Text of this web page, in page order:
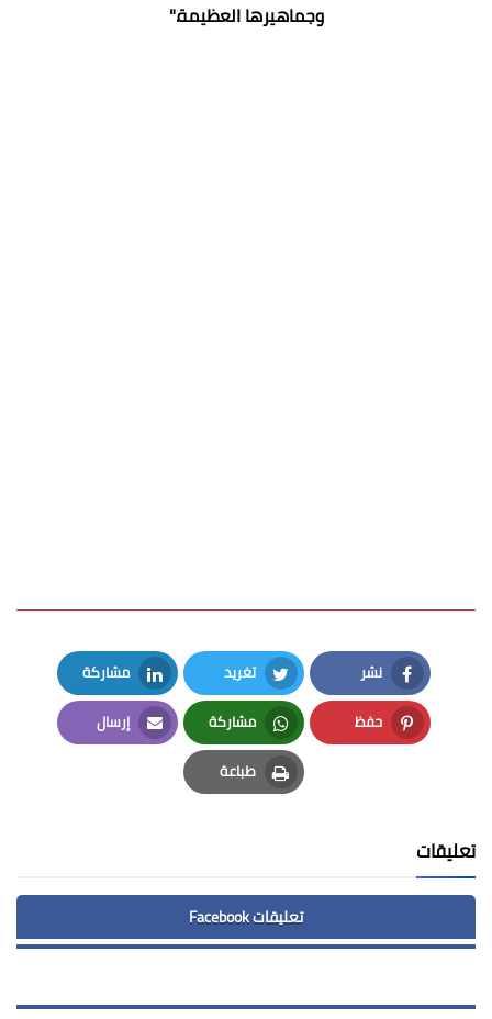
وجماهيرها العظيمة."
نشر
Facebook
تغريد
Twitter
مشاركة
LinkedIn
حفظ
Pinterest
مشاركة
Whatsapp
إرسال
Email
طباعة
Print
تعليقات
تعليقات Facebook